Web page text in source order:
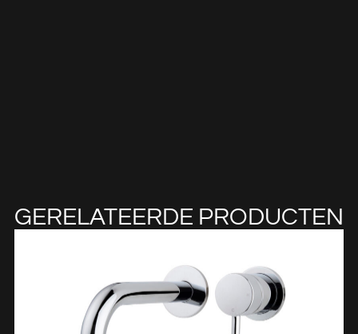
GERELATEERDE PRODUCTEN